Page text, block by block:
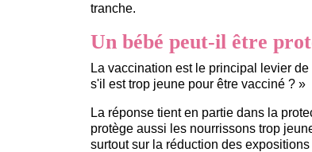
tranche.
Un bébé peut-il être
La vaccination est le principal levier
s'il est trop jeune pour être vacciné ? »
La réponse tient en partie dans la
protège aussi les nourrissons trop
surtout sur la réduction des